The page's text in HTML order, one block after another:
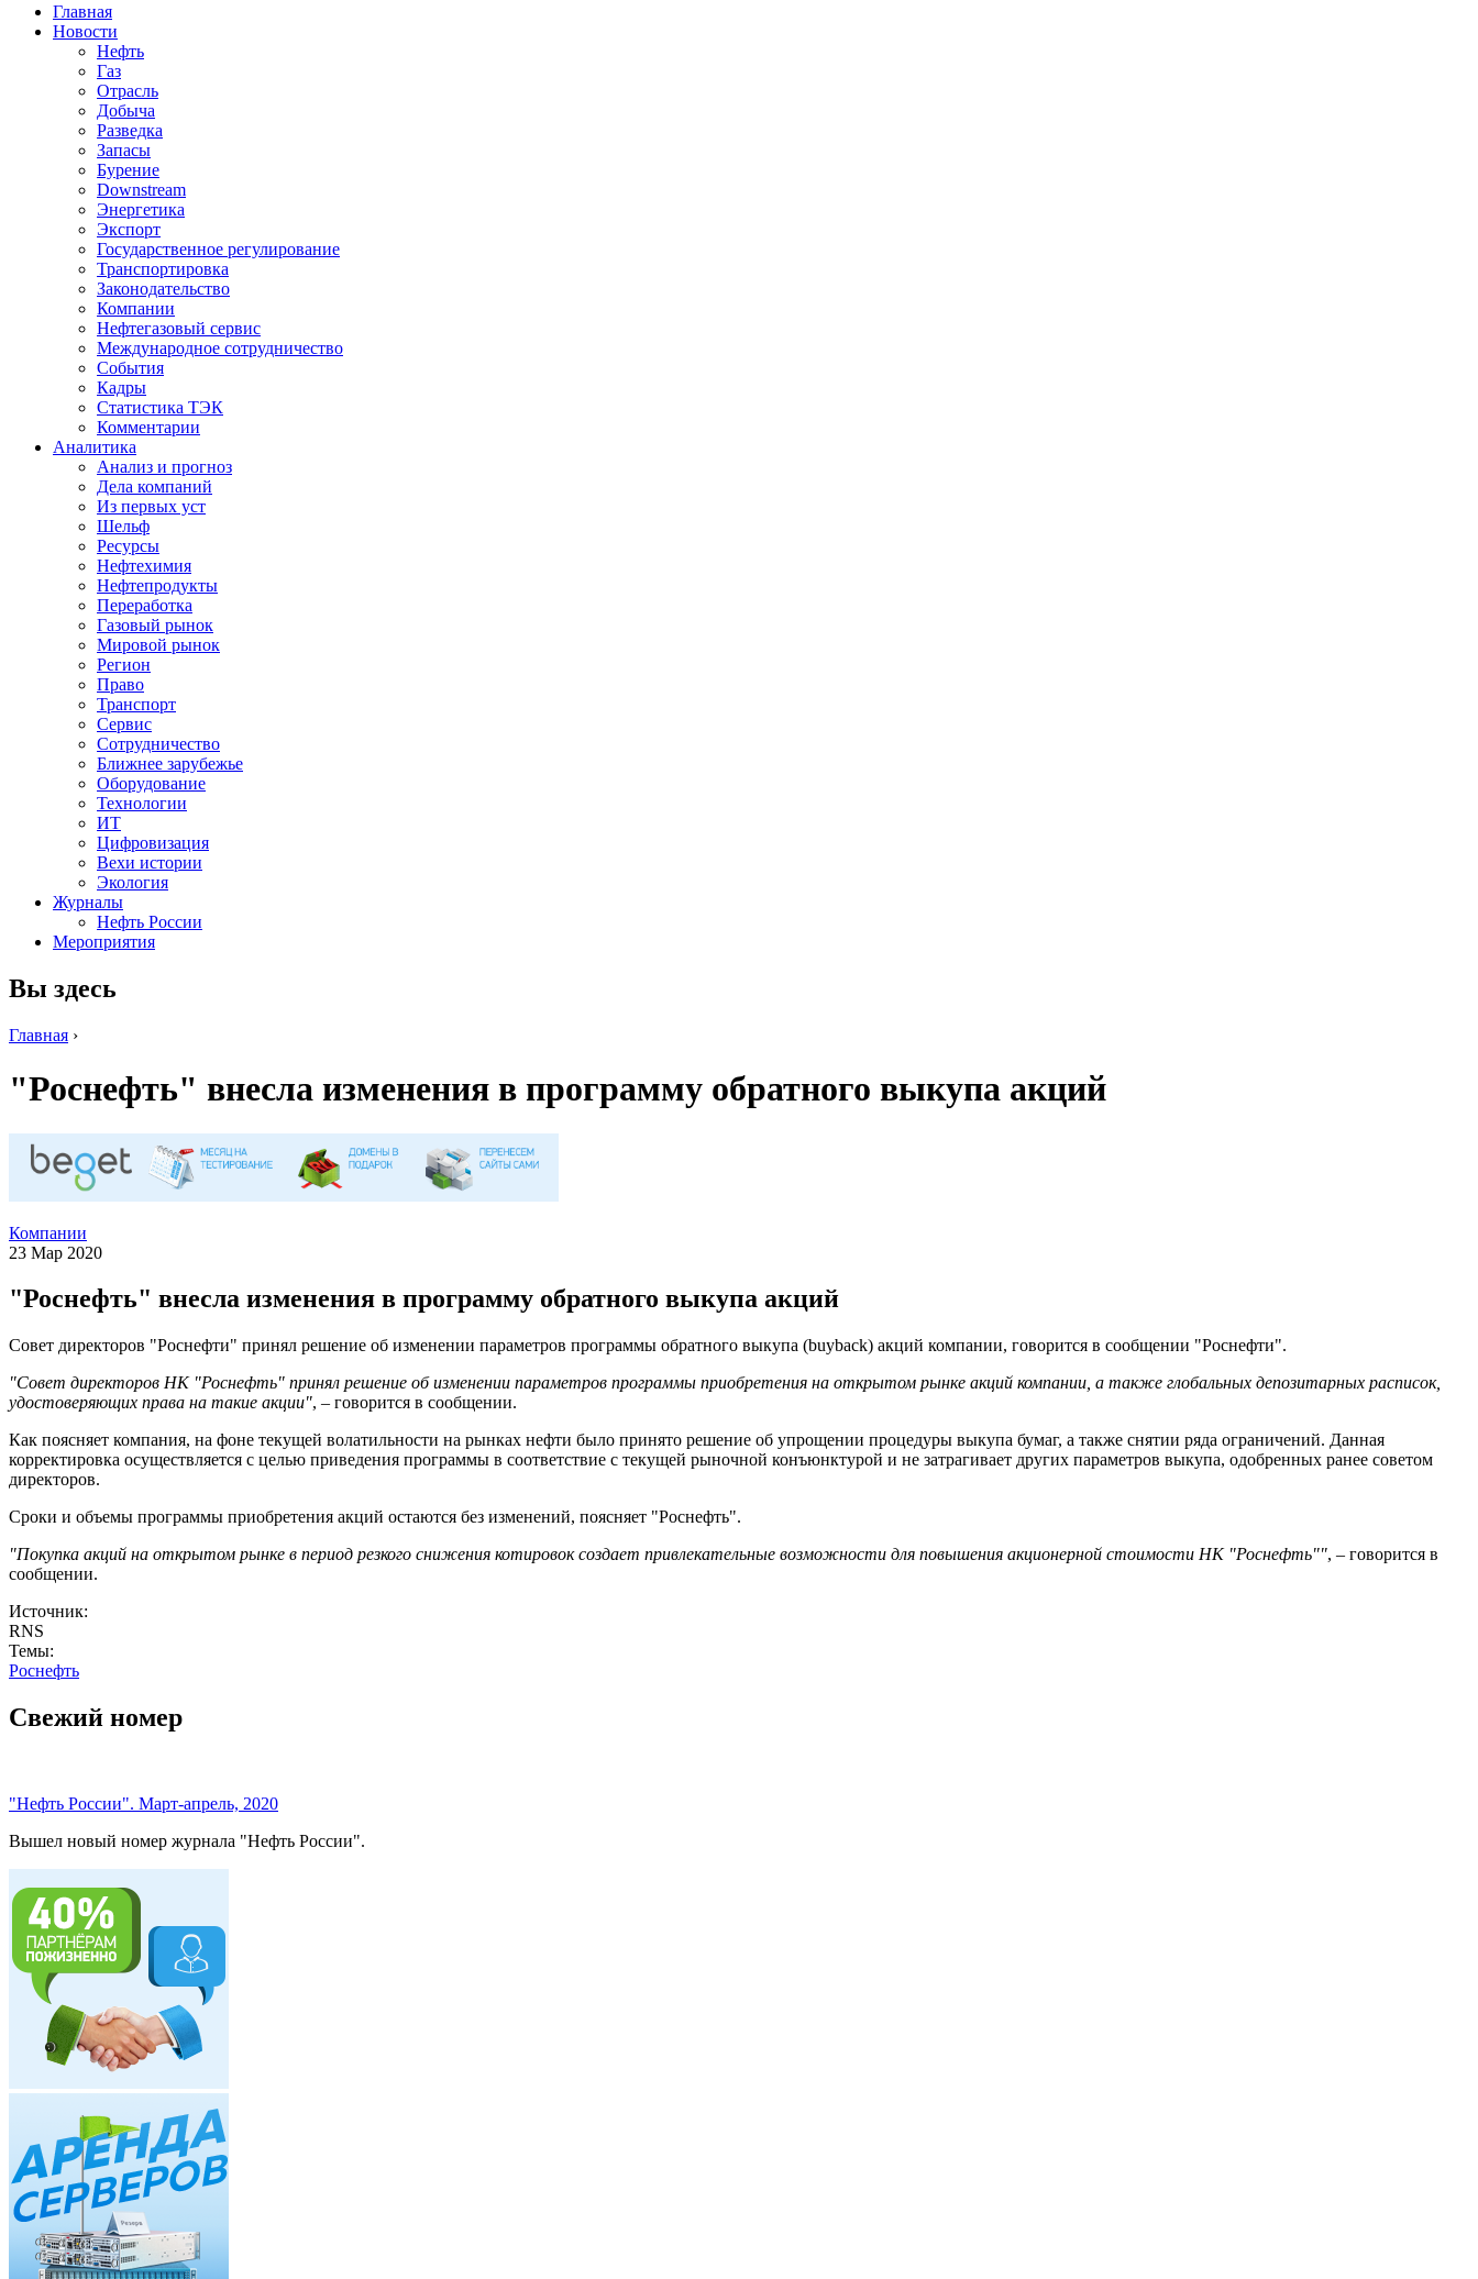
Главная
Новости
Нефть
Газ
Отрасль
Добыча
Разведка
Запасы
Бурение
Downstream
Энергетика
Экспорт
Государственное регулирование
Транспортировка
Законодательство
Компании
Нефтегазовый сервис
Международное сотрудничество
События
Кадры
Статистика ТЭК
Комментарии
Аналитика
Анализ и прогноз
Дела компаний
Из первых уст
Шельф
Ресурсы
Нефтехимия
Нефтепродукты
Переработка
Газовый рынок
Мировой рынок
Регион
Право
Транспорт
Сервис
Сотрудничество
Ближнее зарубежье
Оборудование
Технологии
ИТ
Цифровизация
Вехи истории
Экология
Журналы
Нефть России
Мероприятия
Вы здесь
Главная ›
"Роснефть" внесла изменения в программу обратного выкупа акций
Компании
23 Мар 2020
"Роснефть" внесла изменения в программу обратного выкупа акций
Совет директоров "Роснефти" принял решение об изменении параметров программы обратного выкупа (buyback) акций компании, говорится в сообщении "Роснефти".
"Совет директоров НК "Роснефть" принял решение об изменении параметров программы приобретения на открытом рынке акций компании, а также глобальных депозитарных расписок,
удостоверяющих права на такие акции", – говорится в сообщении.
Как поясняет компания, на фоне текущей волатильности на рынках нефти было принято решение об упрощении процедуры выкупа бумаг, а также снятии ряда ограничений. Данная
корректировка осуществляется с целью приведения программы в соответствие с текущей рыночной конъюнктурой и не затрагивает других параметров выкупа, одобренных ранее советом
директоров.
Сроки и объемы программы приобретения акций остаются без изменений, поясняет "Роснефть".
"Покупка акций на открытом рынке в период резкого снижения котировок создает привлекательные возможности для повышения акционерной стоимости НК "Роснефть"", – говорится в
сообщении.
Источник:
RNS
Темы:
Роснефть
Свежий номер
"Нефть России". Март-апрель, 2020
Вышел новый номер журнала "Нефть России".